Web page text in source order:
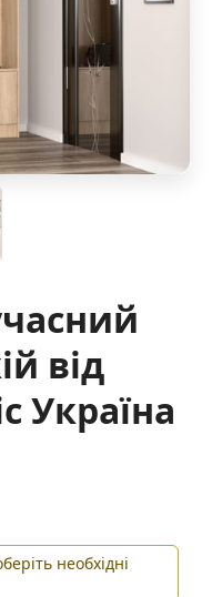
від
Україна
необхідні